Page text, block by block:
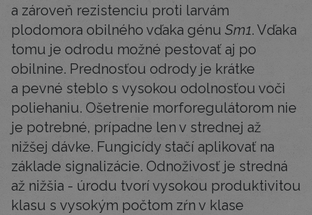
a zároveň rezistenciu proti larvám
plodomora obilného vďaka génu Sm1. Vďaka
tomu je odrodu možné pestovať aj po
obilnine. Prednosťou odrody je krátke
a pevné steblo s vysokou odolnosťou voči
poliehaniu. Ošetrenie morforegulátorom nie
je potrebné, prípadne len v strednej až
nižšej dávke. Fungicídy stačí aplikovať na
základe signalizácie. Odnoživosť je stredná
až nižšia - úrodu tvorí vysokou produktivitou
klasu s vysokým počtom zŕn v klase